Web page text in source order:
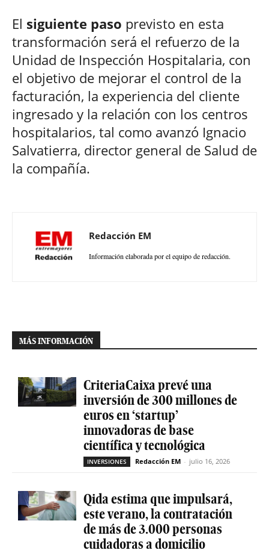
El siguiente paso previsto en esta
transformación será el refuerzo de la
Unidad de Inspección Hospitalaria, con
el objetivo de mejorar el control de la
facturación, la experiencia del cliente
ingresado y la relación con los centros
hospitalarios, tal como avanzó Ignacio
Salvatierra, director general de Salud de
la compañía.
Redacción EM
Información elaborada por el equipo de redacción.
MÁS INFORMACIÓN
CriteriaCaixa prevé una
inversión de 300 millones de
euros en ‘startup’
innovadoras de base
científica y tecnológica
INVERSIONES Redacción EM - julio 16, 2026
Qida estima que impulsará,
este verano, la contratación
de más de 3.000 personas
cuidadoras a domicilio